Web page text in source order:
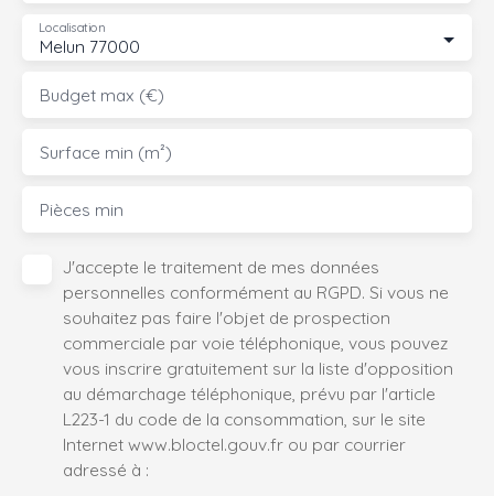
Melun 77000
Localisation
Budget max (€)
Surface min (m²)
Pièces min
J'accepte le traitement de mes données
personnelles conformément au RGPD. Si vous ne
souhaitez pas faire l'objet de prospection
commerciale par voie téléphonique, vous pouvez
vous inscrire gratuitement sur la liste d'opposition
au démarchage téléphonique, prévu par l'article
L223-1 du code de la consommation, sur le site
Internet www.bloctel.gouv.fr ou par courrier
adressé à :